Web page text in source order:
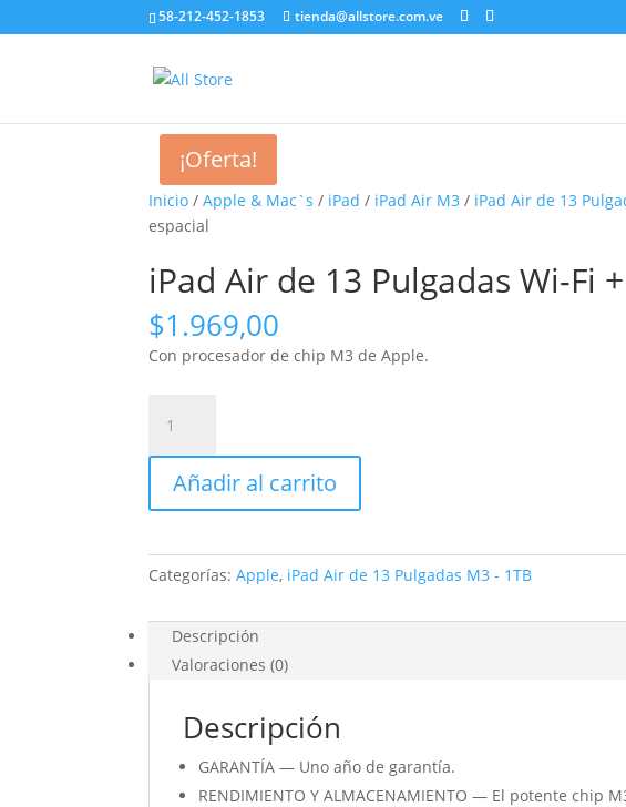
58-212-452-1853 tienda@allstore.com.ve
Inicio /Apple & Mac`s / iPad / iPad Air M3 / iPad Air de 13
espacial
iPad Air de 13 Pulgadas Wi-Fi
$1.969,00
Con procesador de chip M3 de Apple.
de
Pulgadas
Fi
+
1TB
Gris
espacial
cantidad
Añadir al carrito
Categorías:Apple, iPad Air de 13 Pulgadas M3 - 1TB
Descripción
Valoraciones (0)
Descripción
GARANTÍA — Uno año de garantía.
RENDIMIENTO Y ALMACENAMIENTO — El potente
¡Oferta!